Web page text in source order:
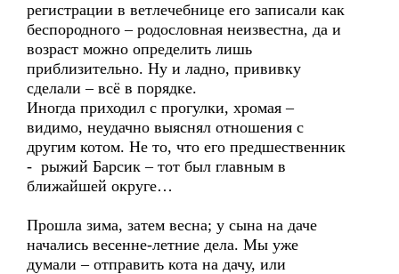
регистрации в ветлечебнице его записали как
беспородного – родословная неизвестна, да и
возраст можно определить лишь
приблизительно. Ну и ладно, прививку
сделали – всё в порядке.
Иногда приходил с прогулки, хромая –
видимо, неудачно выяснял отношения с
другим котом. Не то, что его предшественник
- рыжий Барсик – тот был главным в
ближайшей округе…
Прошла зима, затем весна; у сына на даче
начались весенне-летние дела. Мы уже
думали – отправить кота на дачу, или